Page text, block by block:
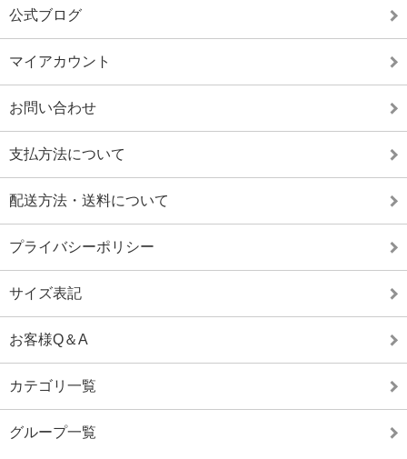
公式ブログ
マイアカウント
お問い合わせ
支払方法について
配送方法・送料について
プライバシーポリシー
サイズ表記
お客様Q＆A
カテゴリ一覧
グループ一覧